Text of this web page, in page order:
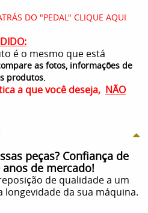
DO "PEDAL" CLIQUE AQUI
é o mesmo que está
as fotos, informações de
produtos.
a que você deseja, NÃO
peças? Confiança de
de mercado!
de qualidade a um
da sua máquina.